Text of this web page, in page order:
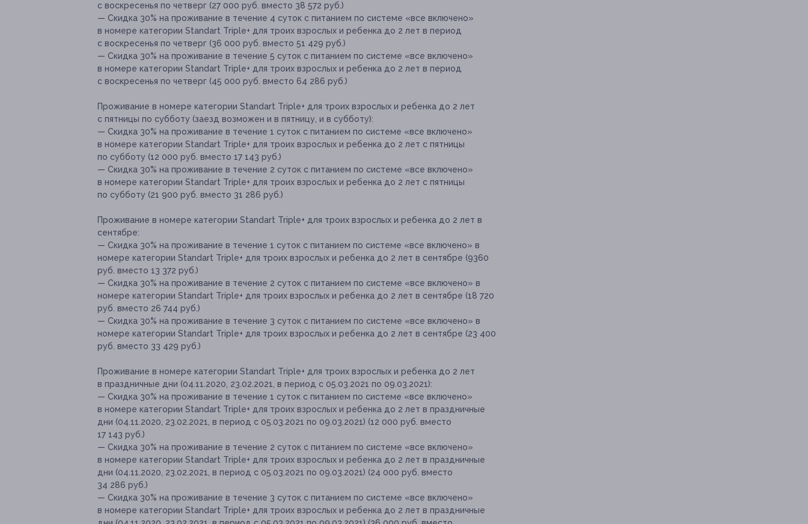
с воскресенья по четверг (27 000 руб. вместо 38 572 руб.)
— Скидка 30% на проживание в течение 4 суток с питанием по системе «все включено»
в номере категории Standart Triple+ для троих взрослых и ребенка до 2 лет в период
с воскресенья по четверг (36 000 руб. вместо 51 429 руб.)
— Скидка 30% на проживание в течение 5 суток с питанием по системе «все включено»
в номере категории Standart Triple+ для троих взрослых и ребенка до 2 лет в период
с воскресенья по четверг (45 000 руб. вместо 64 286 руб.)
Проживание в номере категории Standart Triple+ для троих взрослых и ребенка до 2 лет
с пятницы по субботу (заезд возможен и в пятницу, и в субботу):
— Скидка 30% на проживание в течение 1 суток с питанием по системе «все включено»
в номере категории Standart Triple+ для троих взрослых и ребенка до 2 лет с пятницы
по субботу (12 000 руб. вместо 17 143 руб.)
— Скидка 30% на проживание в течение 2 суток с питанием по системе «все включено»
в номере категории Standart Triple+ для троих взрослых и ребенка до 2 лет с пятницы
по субботу (21 900 руб. вместо 31 286 руб.)
Проживание в номере категории Standart Triple+ для троих взрослых и ребенка до 2 лет в
сентябре:
— Скидка 30% на проживание в течение 1 суток с питанием по системе «все включено» в
номере категории Standart Triple+ для троих взрослых и ребенка до 2 лет в сентябре (9360
руб. вместо 13 372 руб.)
— Скидка 30% на проживание в течение 2 суток с питанием по системе «все включено» в
номере категории Standart Triple+ для троих взрослых и ребенка до 2 лет в сентябре (18 720
руб. вместо 26 744 руб.)
— Скидка 30% на проживание в течение 3 суток с питанием по системе «все включено» в
номере категории Standart Triple+ для троих взрослых и ребенка до 2 лет в сентябре (23 400
руб. вместо 33 429 руб.)
Проживание в номере категории Standart Triple+ для троих взрослых и ребенка до 2 лет
в праздничные дни (04.11.2020, 23.02.2021, в период с 05.03.2021 по 09.03.2021):
— Скидка 30% на проживание в течение 1 суток с питанием по системе «все включено»
в номере категории Standart Triple+ для троих взрослых и ребенка до 2 лет в праздничные
дни (04.11.2020, 23.02.2021, в период с 05.03.2021 по 09.03.2021) (12 000 руб. вместо
17 143 руб.)
— Скидка 30% на проживание в течение 2 суток с питанием по системе «все включено»
в номере категории Standart Triple+ для троих взрослых и ребенка до 2 лет в праздничные
дни (04.11.2020, 23.02.2021, в период с 05.03.2021 по 09.03.2021) (24 000 руб. вместо
34 286 руб.)
— Скидка 30% на проживание в течение 3 суток с питанием по системе «все включено»
в номере категории Standart Triple+ для троих взрослых и ребенка до 2 лет в праздничные